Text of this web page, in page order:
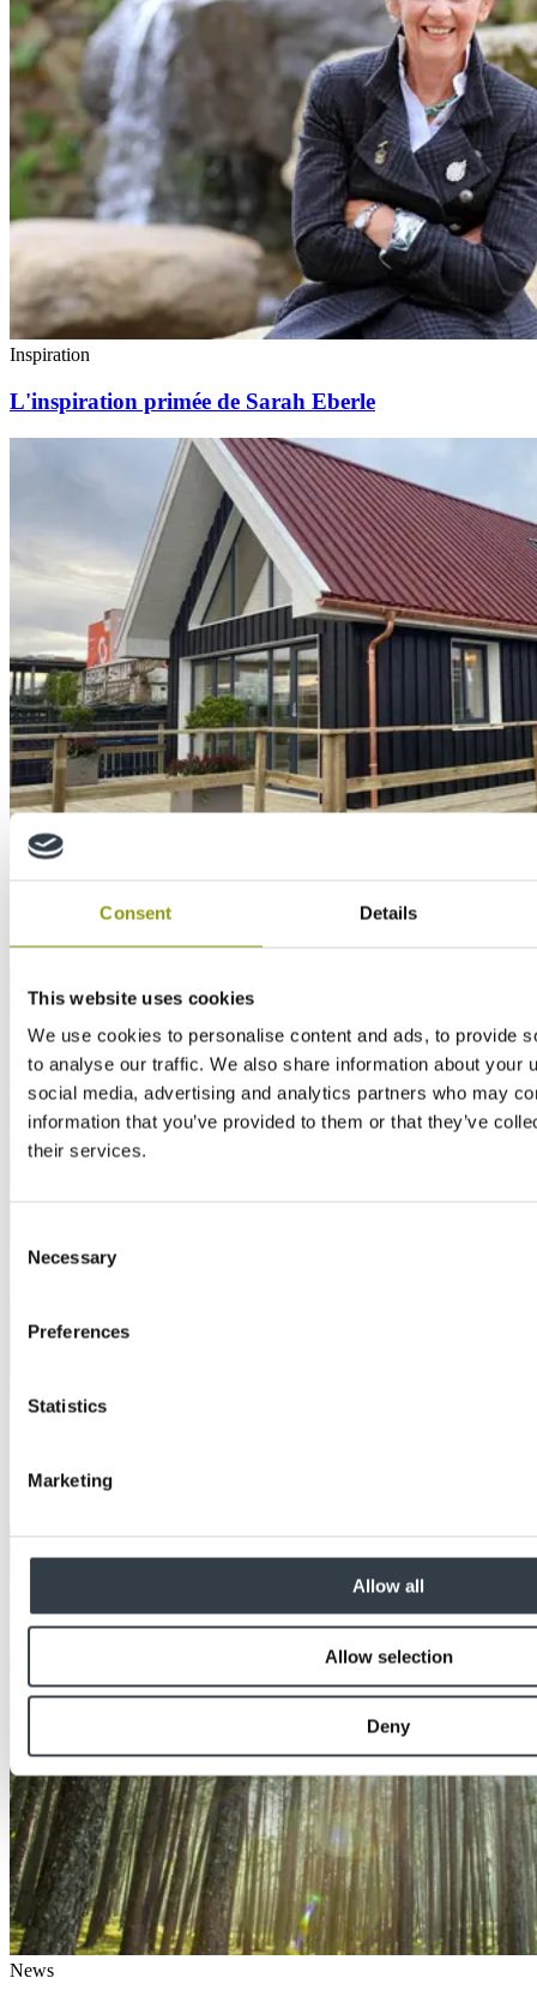
Consent Details
This website uses cookies
We use cookies to personalise content and ads, to provide
to analyse our traffic. We also share information about your
social media, advertising and analytics partners who may
information that you’ve provided to them or that they’ve
their services.
Selection
Necessary
Preferences
Statistics
Marketing
Allow all
Allow selection
Deny
Inspiration
L'inspiration primée de Sarah Eberle
Education
Comprendre la différence
News